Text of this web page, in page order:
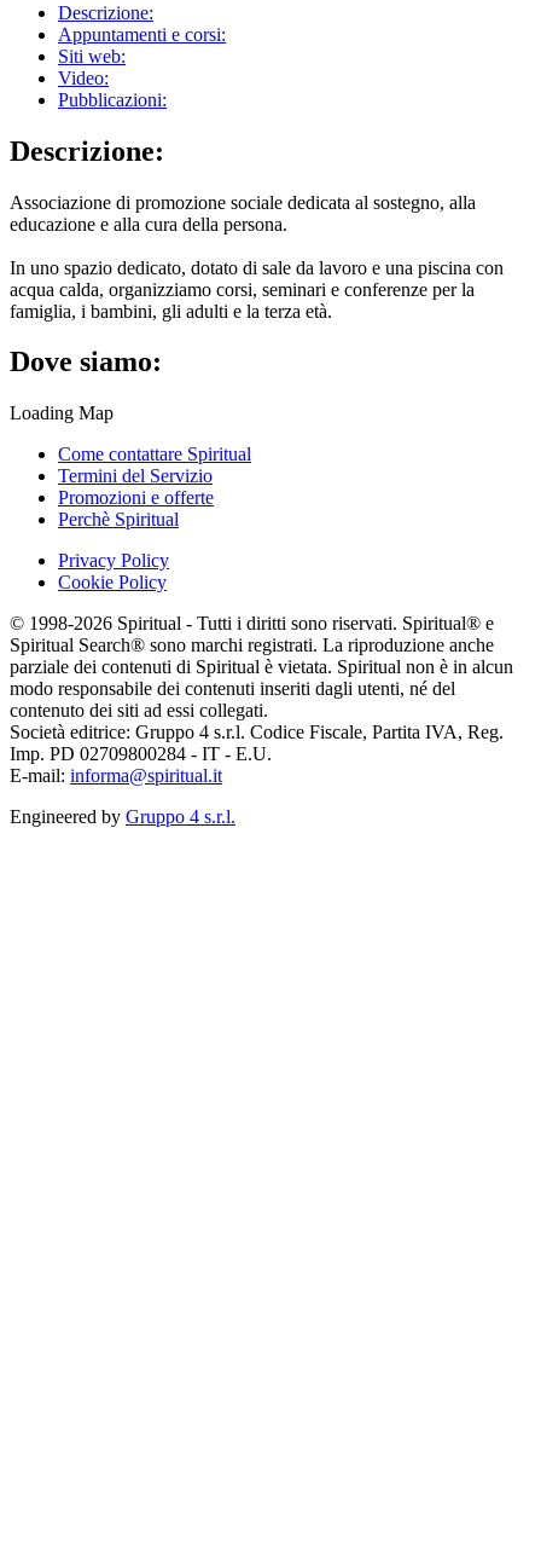
Descrizione:
Appuntamenti e corsi:
Siti web:
Video:
Pubblicazioni:
Descrizione:
Associazione di promozione sociale dedicata al sostegno, alla
educazione e alla cura della persona.
In uno spazio dedicato, dotato di sale da lavoro e una piscina con
acqua calda, organizziamo corsi, seminari e conferenze per la
famiglia, i bambini, gli adulti e la terza età.
Dove siamo:
Loading Map
Come contattare Spiritual
Termini del Servizio
Promozioni e offerte
Perchè Spiritual
Privacy Policy
Cookie Policy
© 1998-2026 Spiritual - Tutti i diritti sono riservati. Spiritual® e
Spiritual Search® sono marchi registrati. La riproduzione anche
parziale dei contenuti di Spiritual è vietata. Spiritual non è in alcun
modo responsabile dei contenuti inseriti dagli utenti, né del
contenuto dei siti ad essi collegati.
Società editrice: Gruppo 4 s.r.l. Codice Fiscale, Partita IVA, Reg.
Imp. PD 02709800284 - IT - E.U.
E-mail: informa@spiritual.it
Engineered by Gruppo 4 s.r.l.